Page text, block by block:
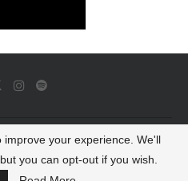
All Rights Reserved
TO TOP
your experience. We'll
you can opt-out if you wish.